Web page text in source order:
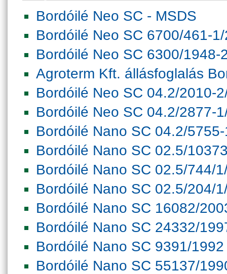
Bordóilé Neo SC - MSDS
Bordóilé Neo SC 6700/461-
Bordóilé Neo SC 6300/1948-
Agroterm Kft. állásfoglalás
Bordóilé Neo SC 04.2/2010-
Bordóilé Neo SC 04.2/2877-
Bordóilé Nano SC 04.2/
Bordóilé Nano SC 02.5/
Bordóilé Nano SC 02.5/744/
Bordóilé Nano SC 02.5/204/
Bordóilé Nano SC 16082/
Bordóilé Nano SC 24332/
Bordóilé Nano SC 9391/1992
Bordóilé Nano SC 55137/